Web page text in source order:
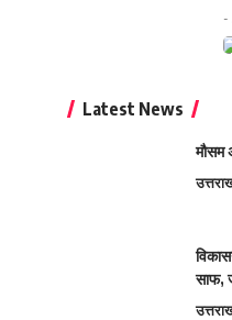
-
Latest News
मौसम
साफ,